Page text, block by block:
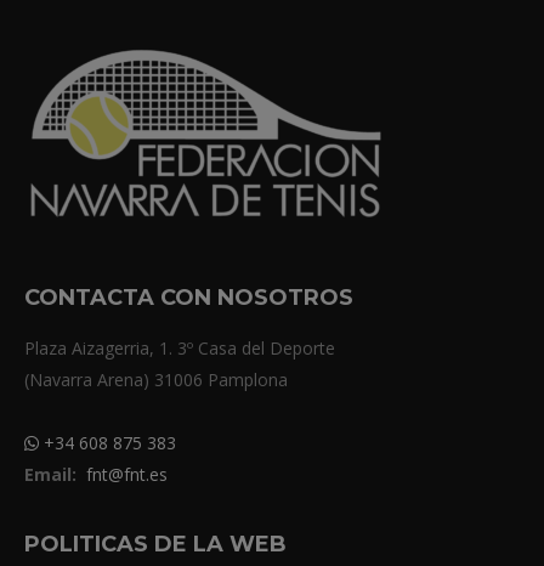
CONTACTA CON NOSOTROS
Plaza Aizagerria, 1. 3º Casa del Deporte
(Navarra Arena) 31006 Pamplona
+34 608 875 383
Email: fnt@fnt.es
POLITICAS DE LA WEB